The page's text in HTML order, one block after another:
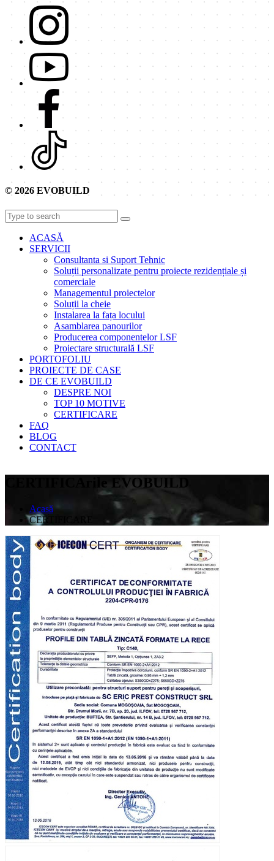
© 2026 EVOBUILD
ACASĂ
SERVICII
Consultanta si Suport Tehnic
Soluții personalizate pentru proiecte rezidențiale și
comerciale
Managementul proiectelor
Soluții la cheie
Instalarea la fața locului
Asamblarea panourilor
Producerea componentelor LSF
Proiectare structurală LSF
PORTOFOLIU
PROIECTE DE CASE
DE CE EVOBUILD
DESPRE NOI
TOP 10 MOTIVE
CERTIFICARE
FAQ
BLOG
CONTACT
CERTIFICArile EVOBUILD
Acasă
CERTIFICARE